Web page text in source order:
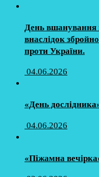
День вшанування
внаслідок
проти України.
04.06.2026
«День
04.06.2026
«Піжамна